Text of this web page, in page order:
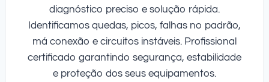
diagnóstico preciso e solução rápida.
Identificamos quedas, picos, falhas no padrão,
má conexão e circuitos instáveis. Profissional
certificado garantindo segurança, estabilidade
e proteção dos seus equipamentos.